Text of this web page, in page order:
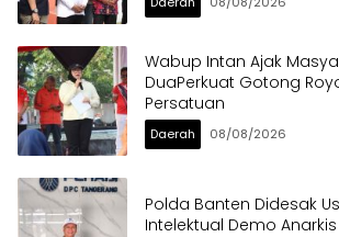
Wabup Intan Ajak
DuaPerkuat Gotong
Persatuan
Daerah 08/08/2026
Polda Banten Didesak
Intelektual Demo Anarkis